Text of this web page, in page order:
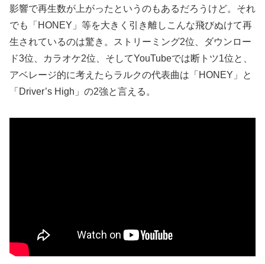
影響で再生数が上がったというのもあるだろうけど。それ
でも「HONEY」等を大きく引き離しこんな飛びぬけて再
生されているのは驚き。ストリーミング2位、ダウンロー
ド3位、カラオケ2位、そしてYouTubeでは断トツ1位と、
アベレージ的に考えたらラルクの代表曲は「HONEY」と
「Driver’s High」の2強と言える。